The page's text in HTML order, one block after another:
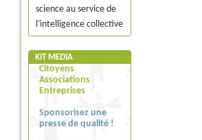
science au service de
l'intelligence collective
KIT MEDIA
Citoyens
Associations
Entreprises
Sponsorisez une
presse de qualité !